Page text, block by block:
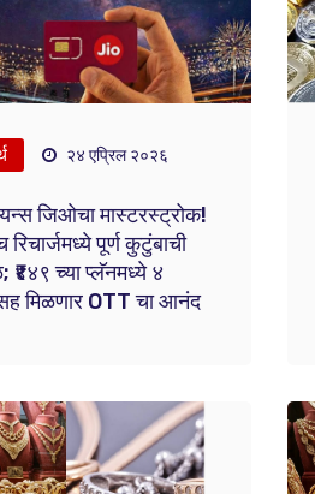
२४ एप्रिल २०२६
जिओचा मास्टरस्ट्रोक!
रिचार्जमध्ये पूर्ण कुटुंबाची
₹४४९ च्या प्लॅनमध्ये ४
मिळणार OTT चा आनंद